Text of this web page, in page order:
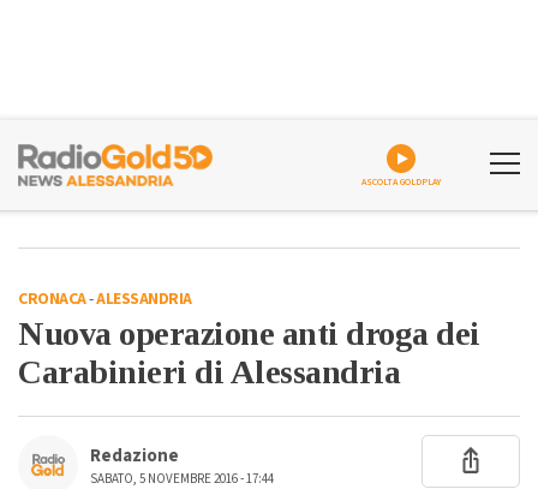
ASCOLTA GOLDPLAY
CRONACA-ALESSANDRIA
Nuova operazione anti droga dei
Carabinieri di Alessandria
Redazione
SABATO, 5 NOVEMBRE 2016 - 17:44